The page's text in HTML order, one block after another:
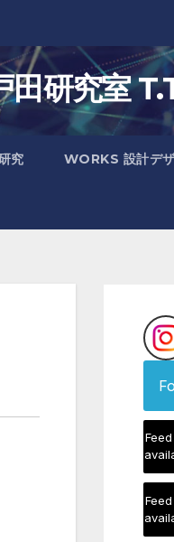
研究室
究 WORKS 設計デ